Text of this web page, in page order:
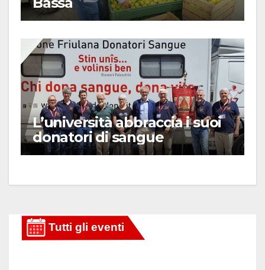
L’università abbraccia i suoi
donatori di sangue